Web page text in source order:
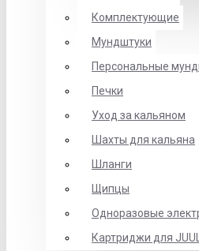
Комплектующие
Мундштуки
Персональные
Печки
Уход за кальяном
Шахты для кальяна
Шланги
Щипцы
Одноразовые
Картриджи для